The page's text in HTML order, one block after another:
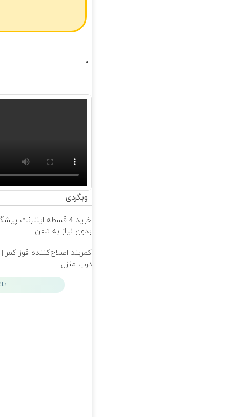
وبگردی
خرید 4 قسطه اینترنت
بدون نیاز به تلفن
کمربند اصلاح‌کننده قوز کمر
درب منزل